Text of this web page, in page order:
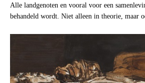
Alle landgenoten en vooral voor een
behandeld wordt. Niet alleen in theorie, maar